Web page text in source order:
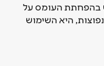
בהפחתת העומס על
היא השימוש